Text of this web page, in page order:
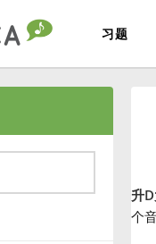
习题
升
个